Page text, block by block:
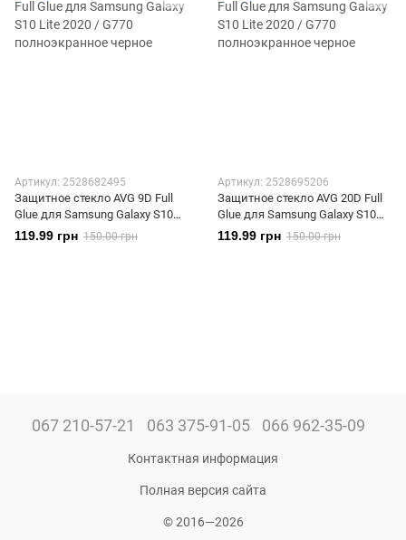
Артикул: 2528682495
Защитное стекло AVG 9D Full
Glue для Samsung Galaxy S10
Lite 2020 / G770 полноэкранное
119.99 грн 150.00 грн
Артикул: 2528695206
Защитное стекло AVG 20D Full
Glue для Samsung Galaxy S10
Lite 2020 / G770 полноэкранное
119.99 грн 150.00 грн
067 210-57-21 063 375-91-05 066 962-35-09
Контактная информация
Полная версия сайта
© 2016—2026